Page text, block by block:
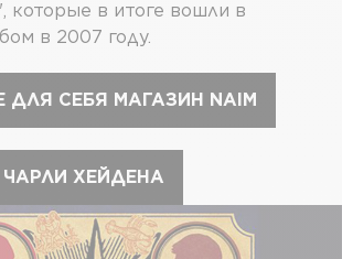
которые в итоге вошли в
в 2007 году.
ДЛЯ СЕБЯ МАГАЗИН NAIM
ХЕЙДЕНА